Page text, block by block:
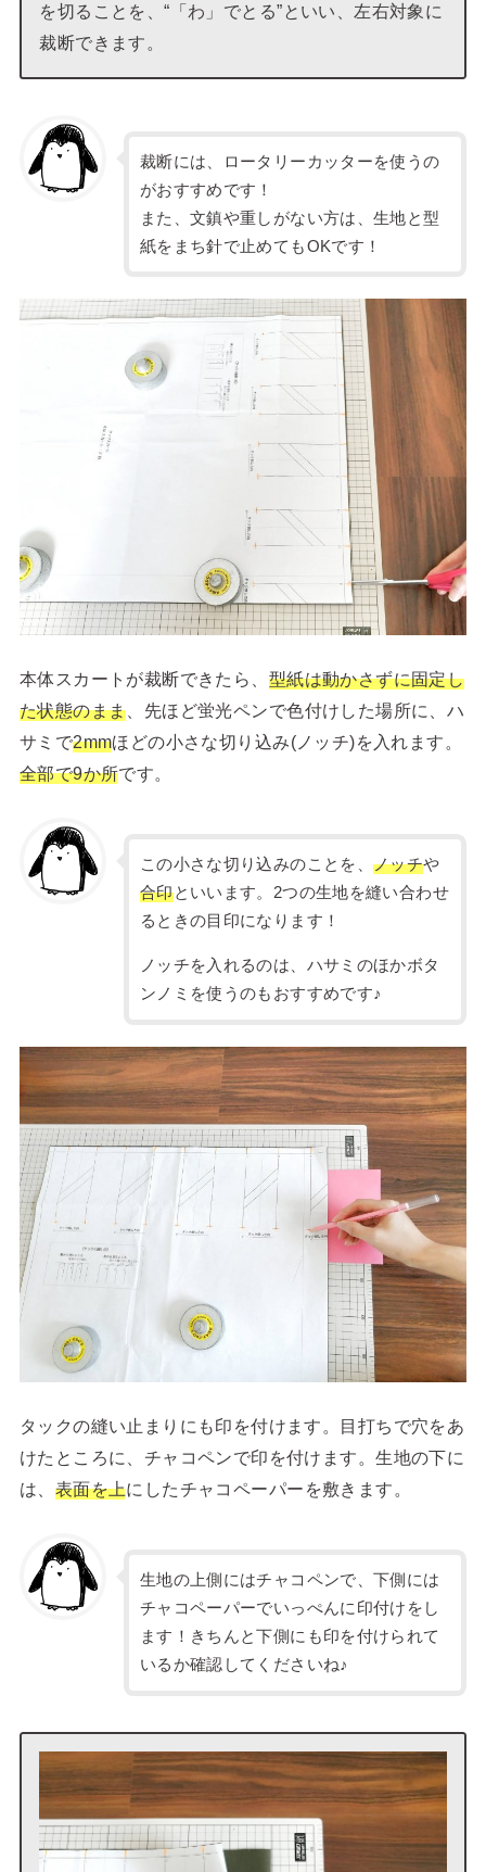
を切ることを、“「わ」でとる”といい、左右対象に
裁断できます。
裁断には、ロータリーカッターを使うの
がおすすめです！
また、文鎮や重しがない方は、生地と型
紙をまち針で止めてもOKです！
本体スカートが裁断できたら、 型紙は動かさずに固定し
た状態のまま 、先ほど蛍光ペンで色付けした場所に、ハ
サミで2mmほどの小さな切り込み(ノッチ)を入れます。
全部で9か所です。
この小さな切り込みのことを、ノッチや
合印といいます。2つの生地を縫い合わせ
るときの目印になります！
ノッチを入れるのは、ハサミのほかボタ
ンノミを使うのもおすすめです♪
タックの縫い止まりにも印を付けます。目打ちで穴をあ
けたところに、チャコペンで印を付けます。生地の下に
は、 表面を上にしたチャコペーパーを敷きます。
生地の上側にはチャコペンで、下側には
チャコペーパーでいっぺんに印付けをし
ます！きちんと下側にも印を付けられて
いるか確認してくださいね♪